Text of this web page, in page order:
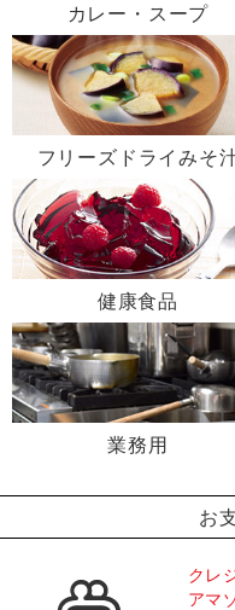
カレー・スープ
フリーズドライみそ
健康食品
業務用
お
クレ
アマ